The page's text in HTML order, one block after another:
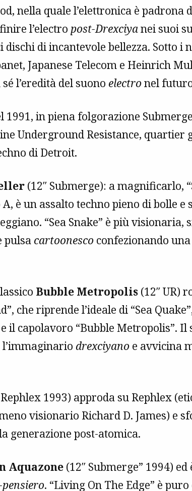
nella quale l’elettronica è padrona
l’electro post-Drexciyanei suoi
di incantevole bellezza. Sotto i
Japanese Telecom e Heinrich
l’eredità del suono electronel
in piena folgorazione
Underground Resistance, quartier
di Detroit.
(12″ Submerge): a magnificarlo,
è un assalto techno pieno di bolle e
“Sea Snake” è più visionaria,
pulsa cartoonesco confezionando
Bubble Metropolis (12″ UR)
che riprende l’ideale di “Sea
il capolavoro “Bubble Metropolis”. Il
drexciyano e avvicina
Rephlex 1993) approda su Rephlex
visionario Richard D. James) e
generazione post-atomica.
Aquazone (12″ Submerge” 1994)
. “Living On The Edge” è